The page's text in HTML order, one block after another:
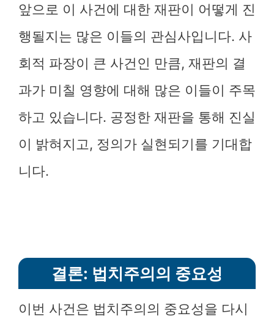
앞으로 이 사건에 대한 재판이 어떻게 진
행될지는 많은 이들의 관심사입니다. 사
회적 파장이 큰 사건인 만큼, 재판의 결
과가 미칠 영향에 대해 많은 이들이 주목
하고 있습니다. 공정한 재판을 통해 진실
이 밝혀지고, 정의가 실현되기를 기대합
니다.
결론: 법치주의의 중요성
이번 사건은 법치주의의 중요성을 다시